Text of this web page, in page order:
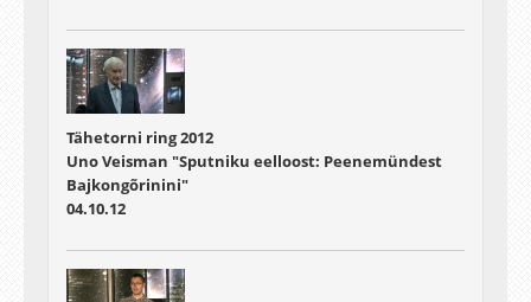
Tähetorni ring 2012
Uno Veisman "Sputniku eelloost: Peenemündest
Bajkongõrinini"
04.10.12